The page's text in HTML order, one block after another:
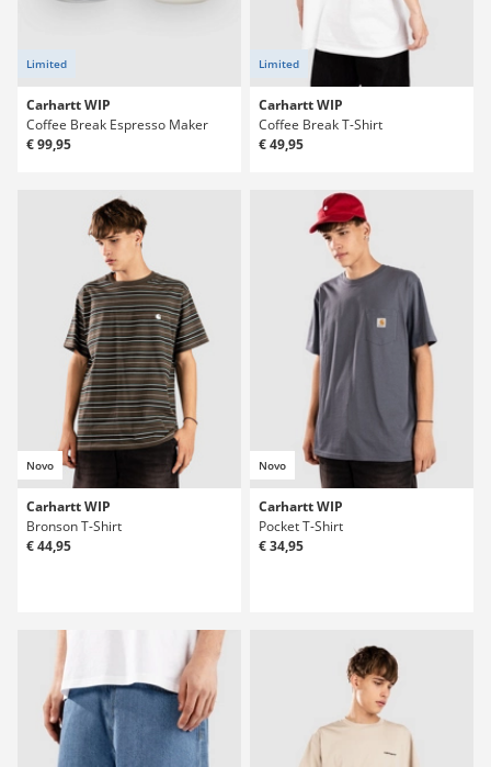
Limited
Carhartt WIP
Coffee Break Espresso Maker
€ 99,95
Limited
Carhartt WIP
Coffee Break T-Shirt
€ 49,95
Novo
Carhartt WIP
Bronson T-Shirt
€ 44,95
Novo
Carhartt WIP
Pocket T-Shirt
€ 34,95